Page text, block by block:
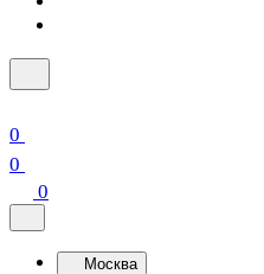
0
0
0
Москва